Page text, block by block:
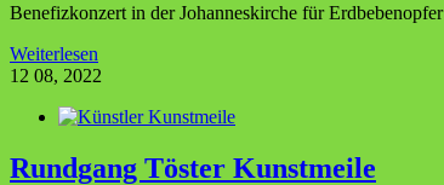
Benefizkonzert in der Johanneskirche für Erdbebenopfer
Weiterlesen
12 08, 2022
Rund­gang Tös­ter Kunstmeile